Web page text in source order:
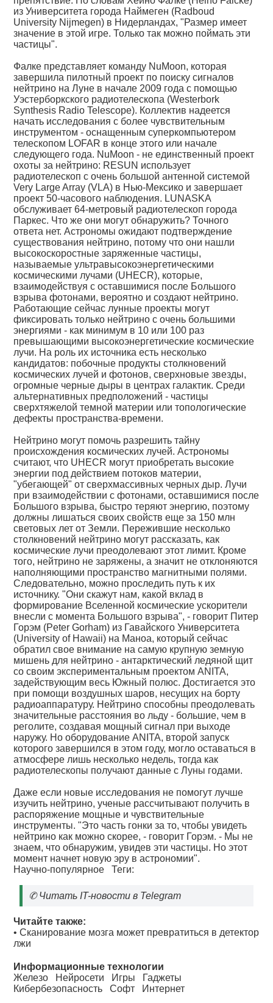
из Университета города Наймеген (Radboud
University Nijmegen) в Нидерландах, "Размер имеет
значение в этой игре. Только так можно поймать эти
частицы".
Фалке представляет команду NuMoon, которая
завершила пилотный проект по поиску сигналов
нейтрино на Луне в начале 2009 года с помощью
Уэстерборкского радиотелескопа (Westerbork
Synthesis Radio Telescope). Коллектив надеется
начать исследования с более чувствительным
инструментом - оснащенным суперкомпьютером
телескопом LOFAR в конце этого или начале
следующего года. NuMoon - не единственный проект
охоты за нейтрино: RESUN использует
радиотелескоп с очень большой антенной системой
Very Large Array (VLA) в Нью-Мексико и завершает
проект 50-часового наблюдения. LUNASKA
обслуживает 64-метровый радиотелескоп города
Паркес. Что же они могут обнаружить? Точного
ответа нет. Астрономы ожидают подтверждение
существования нейтрино, потому что они нашли
высокоскоростные заряженные частицы,
называемые ультравысокоэнергетическими
космическими лучами (UHECR), которые,
взаимодействуя с оставшимися после Большого
взрыва фотонами, вероятно и создают нейтрино.
Работающие сейчас лунные проекты могут
фиксировать только нейтрино с очень большими
энергиями - как минимум в 10 или 100 раз
превышающими высокоэнергетические космические
лучи. На роль их источника есть несколько
кандидатов: побочные продукты столкновений
космических лучей и фотонов, сверхновые звезды,
огромные черные дыры в центрах галактик. Среди
альтернативных предположений - частицы
сверхтяжелой темной материи или топологические
дефекты пространства-времени.
Нейтрино могут помочь разрешить тайну
происхождения космических лучей. Астрономы
считают, что UHECR могут приобретать высокие
энергии под действием потоков материи,
"убегающей" от сверхмассивных черных дыр. Лучи
при взаимодействии с фотонами, оставшимися после
Большого взрыва, быстро теряют энергию, поэтому
должны лишаться своих свойств еще за 150 млн
световых лет от Земли. Пережившие несколько
столкновений нейтрино могут рассказать, как
космические лучи преодолевают этот лимит. Кроме
того, нейтрино не заряжены, а значит не отклоняются
наполняющими пространство магнитными полями.
Следовательно, можно проследить путь к их
источнику. "Они скажут нам, какой вклад в
формирование Вселенной космические ускорители
внесли с момента Большого взрыва", - говорит Питер
Горэм (Peter Gorham) из Гавайского Университета
(University of Hawaii) на Маноа, который сейчас
обратил свое внимание на самую крупную земную
мишень для нейтрино - антарктический ледяной щит
со своим экспериментальным проектом ANITA,
задействующим весь Южный полюс. Достигается это
при помощи воздушных шаров, несущих на борту
радиоаппаратуру. Нейтрино способны преодолевать
значительные расстояния во льду - большие, чем в
реголите, создавая мощный сигнал при выходе
наружу. Но оборудование ANITA, второй запуск
которого завершился в этом году, могло оставаться в
атмосфере лишь несколько недель, тогда как
радиотелескопы получают данные с Луны годами.
Даже если новые исследования не помогут лучше
изучить нейтрино, ученые рассчитывают получить в
распоряжение мощные и чувствительные
инструменты. "Это часть гонки за то, чтобы увидеть
нейтрино как можно скорее, - говорит Горэм. - Мы не
знаем, что обнаружим, увидев эти частицы. Но этот
момент начнет новую эру в астрономии".
Научно-популярное Теги:
✆Читать IT-новости в Telegram
Читайте также:
•Сканирование мозга может превратиться в детектор
лжи
Информационные технологии
Железо
Нейросети Игры
Гаджеты
Кибербезопасность
Софт Интернет